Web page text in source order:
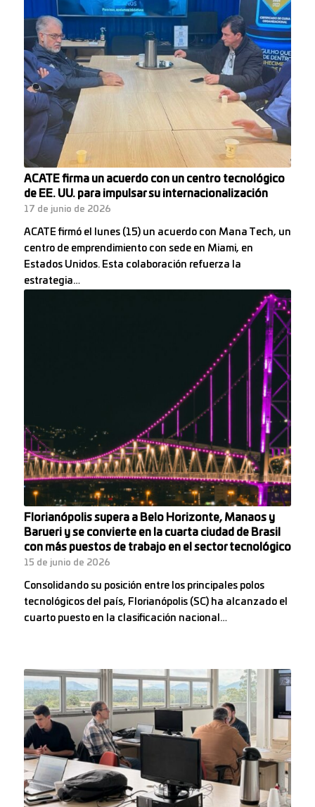
ACATE firma un acuerdo con un centro tecnológico
de EE. UU. para impulsar su internacionalización
17 de junio de 2026
ACATE firmó el lunes (15) un acuerdo con Mana Tech, un
centro de emprendimiento con sede en Miami, en
Estados Unidos. Esta colaboración refuerza la
estrategia…
Florianópolis supera a Belo Horizonte, Manaos y
Barueri y se convierte en la cuarta ciudad de Brasil
con más puestos de trabajo en el sector tecnológico
15 de junio de 2026
Consolidando su posición entre los principales polos
tecnológicos del país, Florianópolis (SC) ha alcanzado el
cuarto puesto en la clasificación nacional…